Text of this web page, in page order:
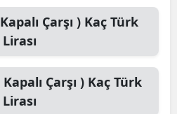
Çarşı )Kaç Türk
Lirası
Çarşı )Kaç Türk
Lirası